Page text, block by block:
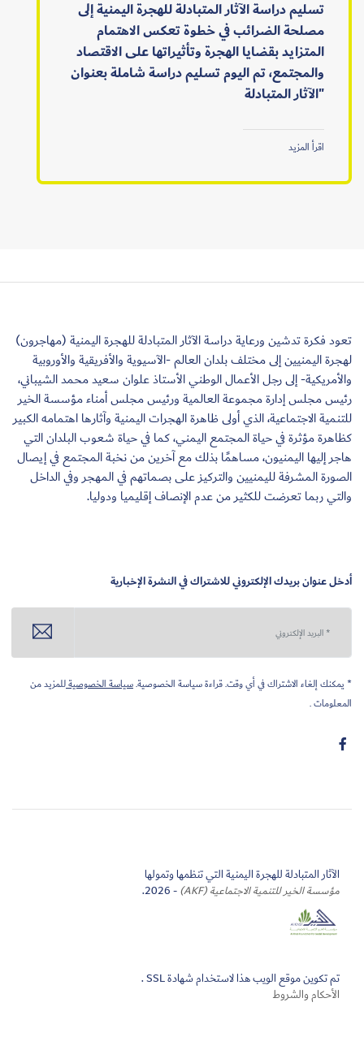
تسليم دراسة الآثار المتبادلة للهجرة اليمنية إلى
مصلحة الضرائب في خطوة تعكس الاهتمام
المتزايد بقضايا الهجرة وتأثيراتها على الاقتصاد
والمجتمع، تم اليوم تسليم دراسة شاملة بعنوان
"الآثار المتبادلة
اقرأ المزيد
تعود فكرة تدشين ورعاية دراسة الآثار المتبادلة للهجرة اليمنية (مهاجرون)
لهجرة اليمنيين إلى مختلف بلدان العالم -الآسيوية والأفريقية والأوروبية
والأمريكية- إلى رجل الأعمال الوطني الأستاذ علوان سعيد محمد الشيباني،
رئيس مجلس إدارة مجموعة العالمية ورئيس مجلس أمناء مؤسسة الخير
للتنمية الاجتماعية، الذي أولى ظاهرة الهجرات اليمنية وآثارها اهتمامه الكبير
كظاهرة مؤثرة في حياة المجتمع اليمني، كما في حياة شعوب البلدان التي
هاجر إليها اليمنيون، مساهمًا بذلك مع آخرين من نخبة المجتمع في إيصال
الصورة المشرفة لليمنيين والتركيز على بصماتهم في المهجر وفي الداخل
والتي ربما تعرضت للكثير من عدم الإنصاف إقليميا ودوليا.
أدخل عنوان بريدك الإلكتروني للاشتراك في النشرة الإخبارية
* يمكنك إلغاء الاشتراك في أي وقت. قراءة سياسة الخصوصية.سياسة الخصوصيةللمزيد من
المعلومات .
الآثار المتبادلة للهجرة اليمنية التي تنظمها وتمولها
مؤسسة الخير للتنمية الاجتماعية (AKF)
- 2026.
تم تكوين موقع الويب هذا لاستخدام شهادة SSL .
الأحكام والشروط